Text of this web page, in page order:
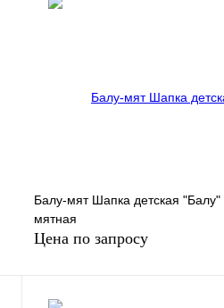
Балу-мят Шапка детская "Балу"
мятная
Цена по запросу